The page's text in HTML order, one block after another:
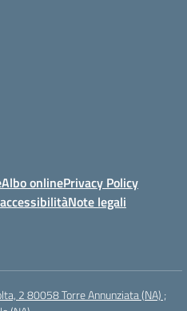
Albo onlinePrivacy Policy
Note legali
2 80058 Torre Annunziata (NA) ;